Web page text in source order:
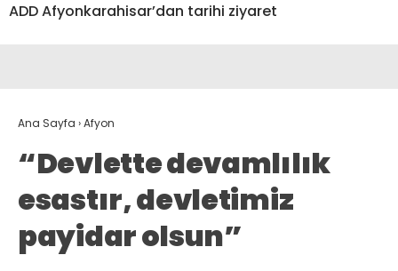
ADD Afyonkarahisar’dan tarihi ziyaret
Ana Sayfa ›Afyon
“Devlette devamlılık
esastır, devletimiz
payidar olsun”